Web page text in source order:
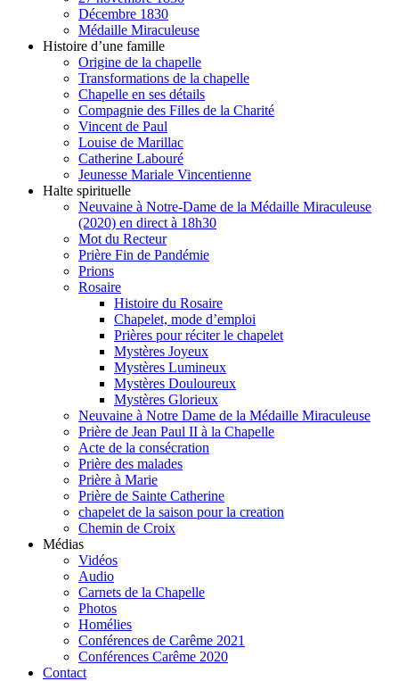
Décembre 1830
Médaille Miraculeuse
Histoire d’une famille
Origine de la chapelle
Transformations de la chapelle
Chapelle en ses détails
Compagnie des Filles de la Charité
Vincent de Paul
Louise de Marillac
Catherine Labouré
Jeunesse Mariale Vincentienne
Halte spirituelle
Neuvaine à Notre-Dame de la Médaille Miraculeuse
(2020) en direct à 18h30
Mot du Recteur
Prière Fin de Pandémie
Prions
Rosaire
Histoire du Rosaire
Chapelet, mode d’emploi
Prières pour réciter le chapelet
Mystères Joyeux
Mystères Lumineux
Mystères Douloureux
Mystères Glorieux
Neuvaine à Notre Dame de la Médaille Miraculeuse
Prière de Jean Paul II à la Chapelle
Acte de la consécration
Prière des malades
Prière à Marie
Prière de Sainte Catherine
chapelet de la saison pour la creation
Chemin de Croix
Médias
Vidéos
Audio
Carnets de la Chapelle
Photos
Homélies
Conférences de Carême 2021
Conférences Carême 2020
Contact